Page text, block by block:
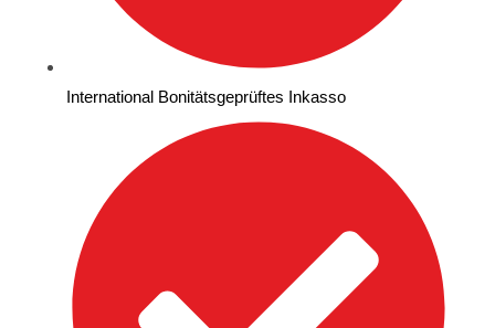
International Bonitätsgeprüftes Inkasso